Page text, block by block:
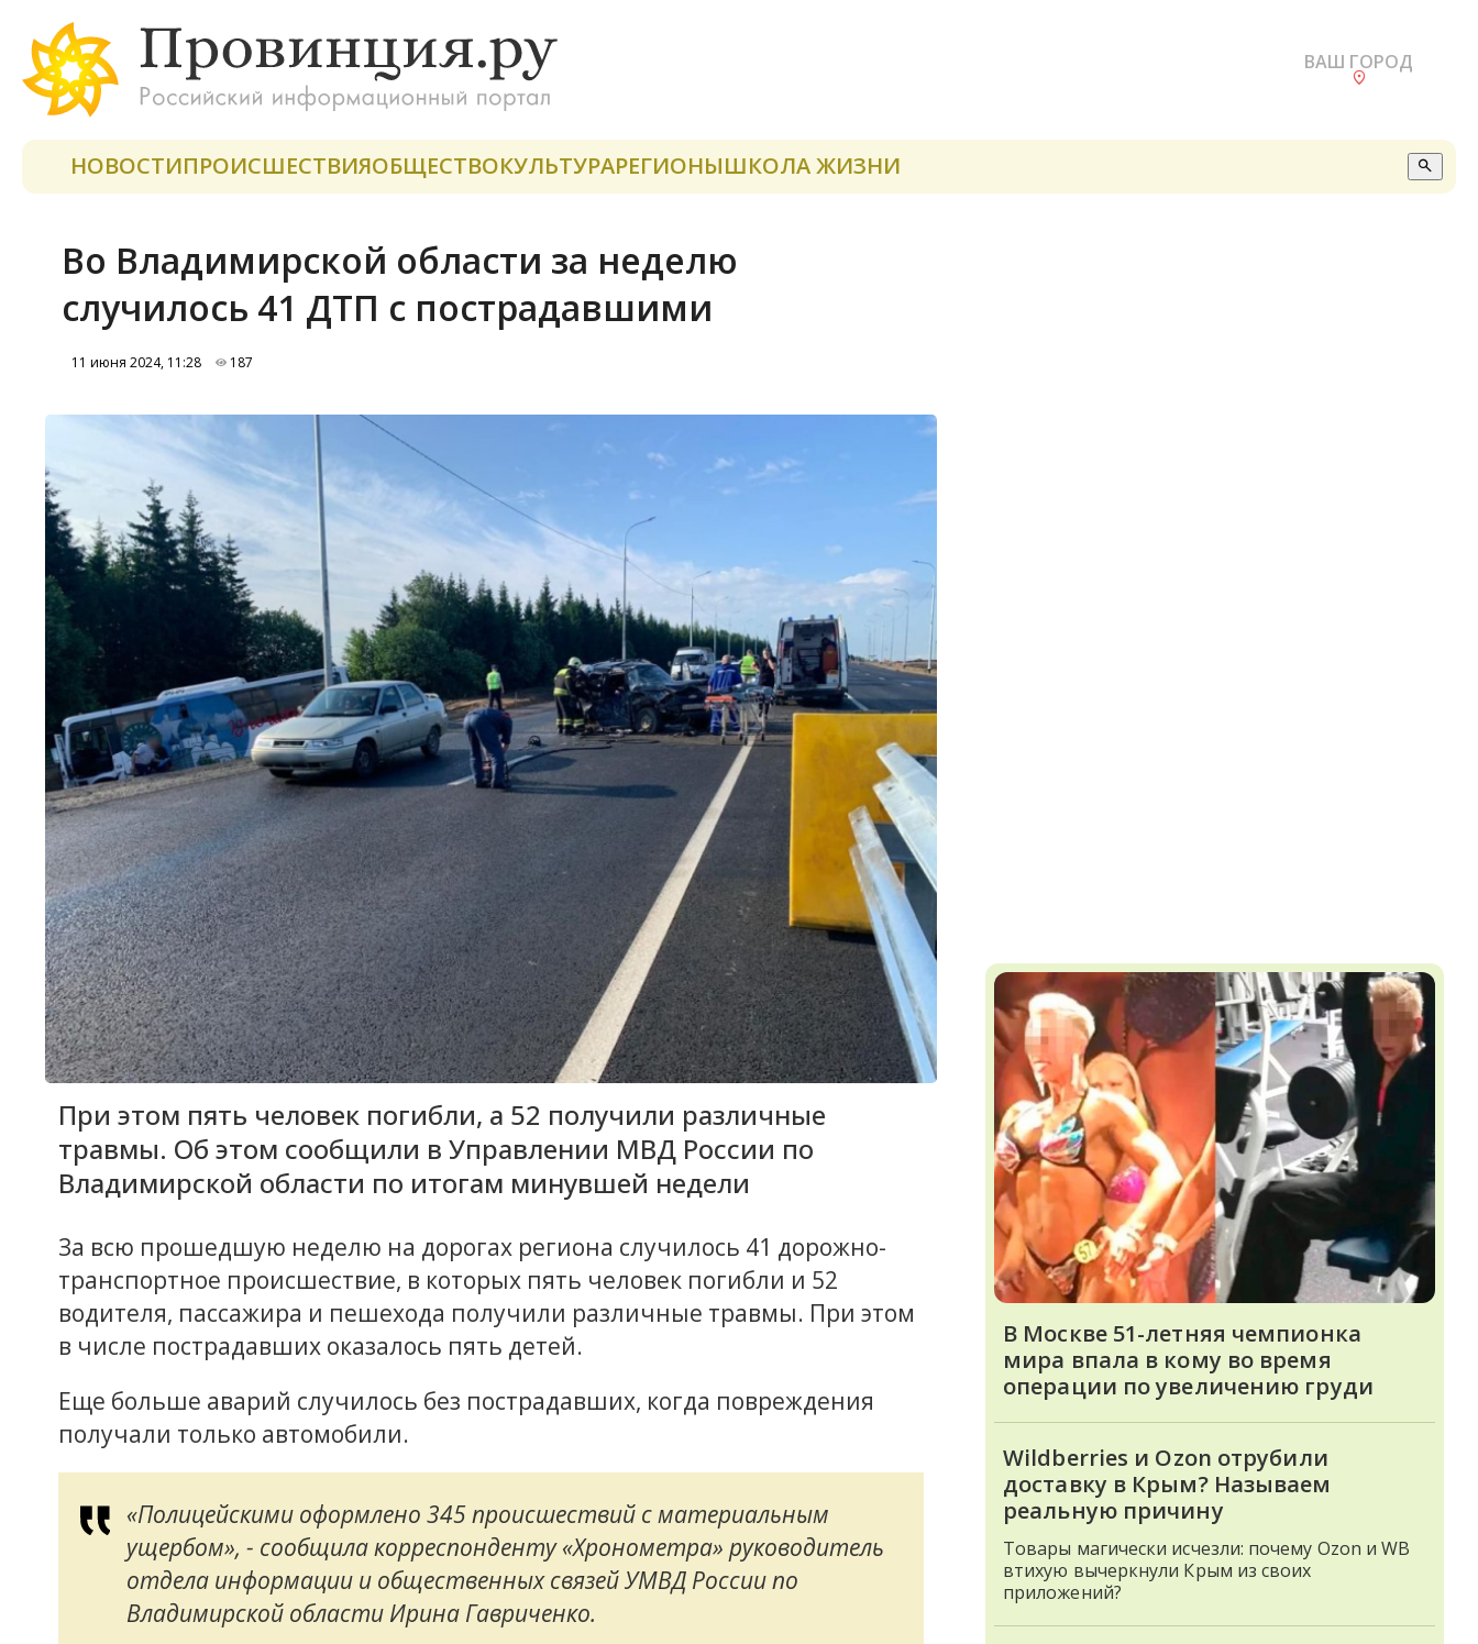
ВАШ ГОРОД
НОВОСТИПРОИСШЕСТВИЯОБЩЕСТВОКУЛЬТУРАРЕГИОНЫШКОЛА ЖИЗНИ
Во Владимирской области за неделю
случилось 41 ДТП с пострадавшими
11 июня 2024, 11:28 187
При этом пять человек погибли, а 52 получили различные
травмы. Об этом сообщили в Управлении МВД России по
Владимирской области по итогам минувшей недели
За всю прошедшую неделю на дорогах региона случилось 41 дорожно-
транспортное происшествие, в которых пять человек погибли и 52
водителя, пассажира и пешехода получили различные травмы. При этом
в числе пострадавших оказалось пять детей.
Еще больше аварий случилось без пострадавших, когда повреждения
получали только автомобили.
«Полицейскими оформлено 345 происшествий с материальным
ущербом», - сообщила корреспонденту «Хронометра» руководитель
отдела информации и общественных связей УМВД России по
Владимирской области Ирина Гавриченко.
В Москве 51-летняя чемпионка
мира впала в кому во время
операции по увеличению груди
Wildberries и Ozon отрубили
доставку в Крым? Называем
реальную причину
Товары магически исчезли: почему Ozon и WB
втихую вычеркнули Крым из своих
приложений?